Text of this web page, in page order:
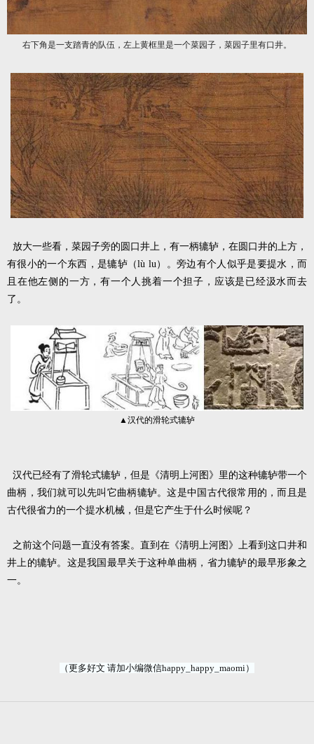
右下角是一支踏青的队伍，左上黄框里是一个菜园子，菜园子里有口井。
放大一些看，菜园子旁的圆口井上，有一柄辘轳，在圆口井的上方，
有很小的一个东西，是辘轳（lù lu）。旁边有个人似乎是要提水，而
且在他左侧的一方，有一个人挑着一个担子，应该是已经汲水而去
了。
▲汉代的滑轮式辘轳
汉代已经有了滑轮式辘轳，但是《清明上河图》里的这种辘轳带一个
曲柄，我们就可以先叫它曲柄辘轳。这是中国古代很常用的，而且是
古代很省力的一个提水机械，但是它产生于什么时候呢？
之前这个问题一直没有答案。直到在《清明上河图》上看到这口井和
井上的辘轳。这是我国最早关于这种单曲柄，省力辘轳的最早形象之
一。
（更多好文 请加小编微信happy_happy_maomi）